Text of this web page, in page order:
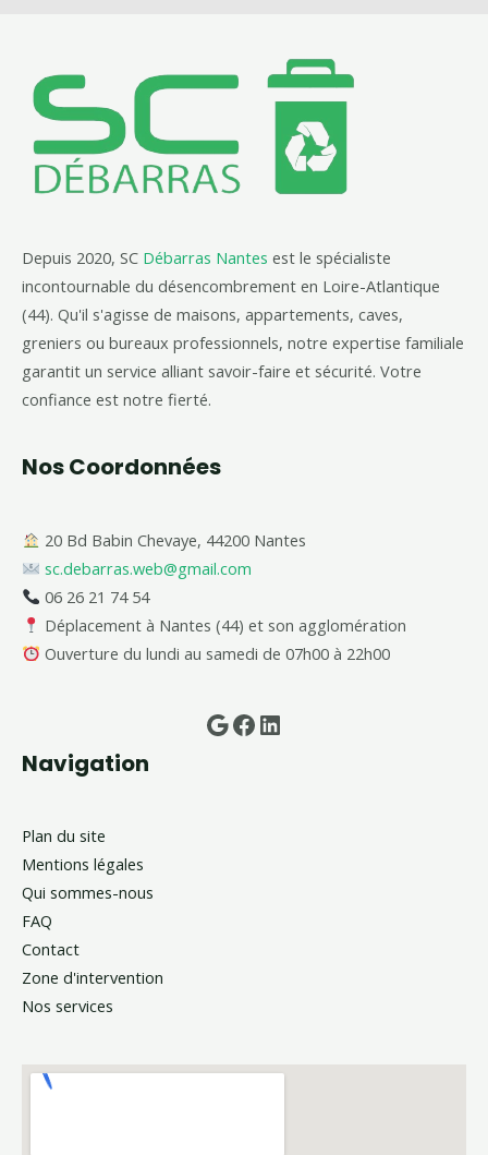
Depuis 2020, SC Débarras Nantes est le spécialiste
incontournable du désencombrement en Loire-Atlantique
(44). Qu'il s'agisse de maisons, appartements, caves,
greniers ou bureaux professionnels, notre expertise familiale
garantit un service alliant savoir-faire et sécurité. Votre
confiance est notre fierté.
Nos Coordonnées
20 Bd Babin Chevaye, 44200 Nantes
sc.debarras.web@gmail.com
06 26 21 74 54
Déplacement à Nantes (44) et son agglomération
Ouverture du lundi au samedi de 07h00 à 22h00
Google
Facebook
LinkedIn
Navigation
Plan du site
Mentions légales
Qui sommes-nous
FAQ
Contact
Zone d'intervention
Nos services